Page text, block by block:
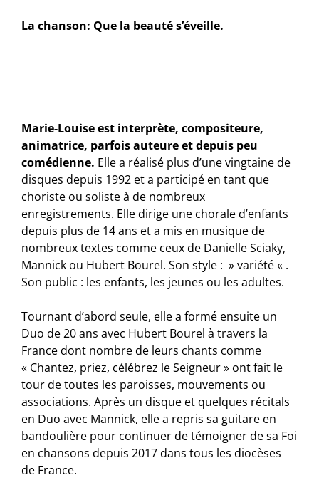
La chanson: Que la beauté s’éveille.
Marie-Louise est interprète, compositeure,
animatrice, parfois auteure et depuis peu
comédienne. Elle a réalisé plus d’une vingtaine de
disques depuis 1992 et a participé en tant que
choriste ou soliste à de nombreux
enregistrements. Elle dirige une chorale d’enfants
depuis plus de 14 ans et a mis en musique de
nombreux textes comme ceux de Danielle Sciaky,
Mannick ou Hubert Bourel. Son style : » variété « .
Son public : les enfants, les jeunes ou les adultes.
Tournant d’abord seule, elle a formé ensuite un
Duo de 20 ans avec Hubert Bourel à travers la
France dont nombre de leurs chants comme
« Chantez, priez, célébrez le Seigneur » ont fait le
tour de toutes les paroisses, mouvements ou
associations. Après un disque et quelques récitals
en Duo avec Mannick, elle a repris sa guitare en
bandoulière pour continuer de témoigner de sa Foi
en chansons depuis 2017 dans tous les diocèses
de France.